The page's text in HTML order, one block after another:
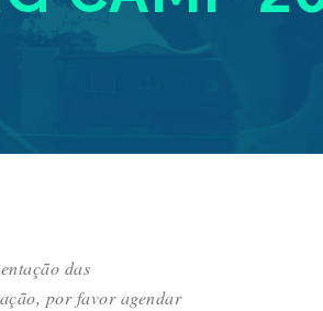
das
por favor agendar